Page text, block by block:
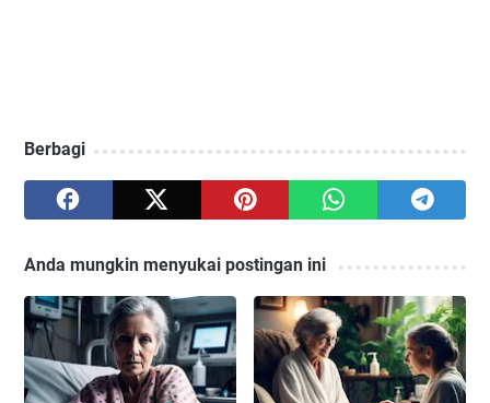
Berbagi
Anda mungkin menyukai postingan ini